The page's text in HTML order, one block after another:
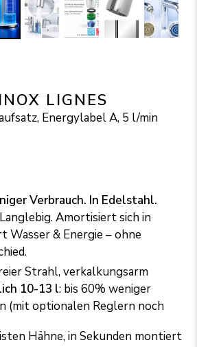
LIGNES
Energylabel A, 5 l/min
Verbrauch. In Edelstahl.
Amortisiert sich in
Wasser & Energie – ohne
Strahl, verkalkungsarm
10-13 l: bis 60% weniger
(mit optionalen Reglern noch
Hähne, in Sekunden montiert